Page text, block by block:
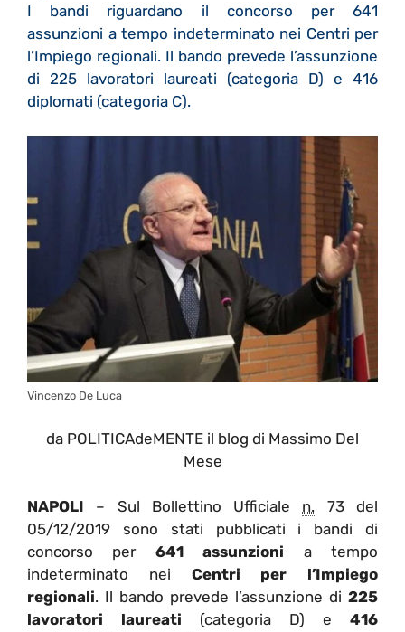
I bandi riguardano il concorso per 641
assunzioni a tempo indeterminato nei Centri per
l’Impiego regionali. Il bando prevede l’assunzione
di 225 lavoratori laureati (categoria D) e 416
diplomati (categoria C).
Vincenzo De Luca
da POLITICAdeMENTE il blog di Massimo Del
Mese
NAPOLI – Sul Bollettino Ufficiale n. 73 del
05/12/2019 sono stati pubblicati i bandi di
concorso per 641 assunzioni a tempo
indeterminato nei Centri per l’Impiego
regionali. Il bando prevede l’assunzione di 225
lavoratori laureati (categoria D) e 416